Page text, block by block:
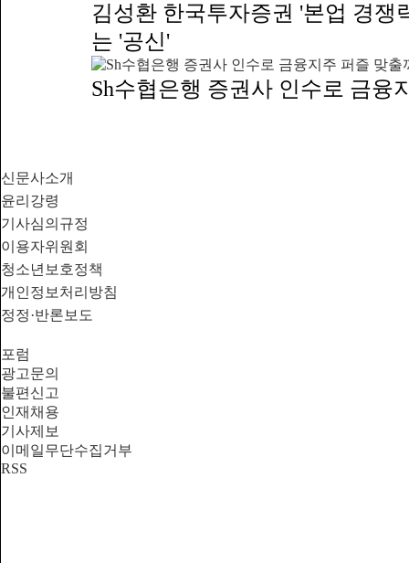
김성환 한국투자증권 '본업 경쟁
는 '공신'
Sh수협은행 증권사 인수로 금융
신문사소개
윤리강령
기사심의규정
이용자위원회
청소년보호정책
개인정보처리방침
정정·반론보도
포럼
광고문의
불편신고
인재채용
기사제보
이메일무단수집거부
RSS